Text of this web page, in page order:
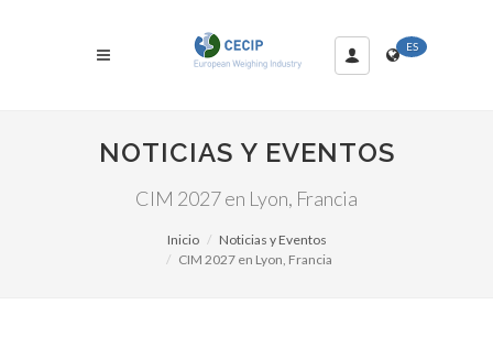
ES
NOTICIAS Y EVENTOS
CIM 2027 en Lyon, Francia
Inicio
Noticias y Eventos
CIM 2027 en Lyon, Francia